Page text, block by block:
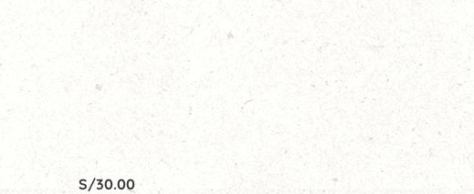
S/30.00